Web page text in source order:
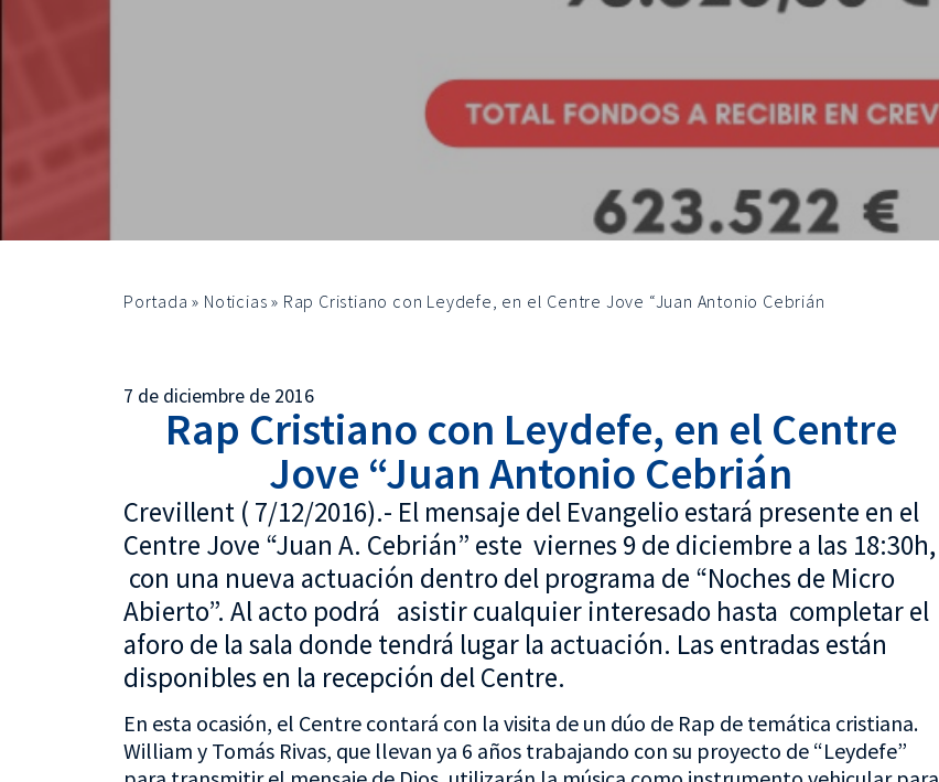
Portada » Noticias » Rap Cristiano con Leydefe, en el Centre Jove “Juan Antonio Cebrián
7 de diciembre de 2016
Rap Cristiano con Leydefe, en el Centre
Jove “Juan Antonio Cebrián
Crevillent ( 7/12/2016).- El mensaje del Evangelio estará presente en el
Centre Jove “Juan A. Cebrián” este viernes 9 de diciembre a las 18:30h,
con una nueva actuación dentro del programa de “Noches de Micro
Abierto”. Al acto podrá asistir cualquier interesado hasta completar el
aforo de la sala donde tendrá lugar la actuación. Las entradas están
disponibles en la recepción del Centre.
En esta ocasión, el Centre contará con la visita de un dúo de Rap de temática cristiana.
William y Tomás Rivas, que llevan ya 6 años trabajando con su proyecto de “Leydefe”